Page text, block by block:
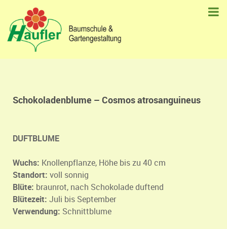
Schokoladenblume – Cosmos atrosanguineus
DUFTBLUME
Wuchs: Knollenpflanze, Höhe bis zu 40 cm
Standort: voll sonnig
Blüte: braunrot, nach Schokolade duftend
Blütezeit: Juli bis September
Verwendung: Schnittblume